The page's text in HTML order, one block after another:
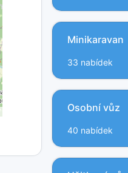
Minikaravan
33 nabídek
Osobní vůz
40 nabídek